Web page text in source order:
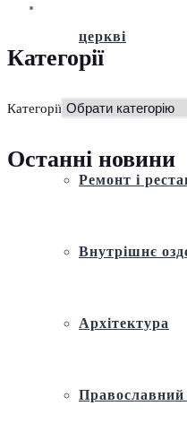
церкві
Історія
Ремонт і
Внутрішнє
Архітектура
Православний
Категорії
Категорії
Останні новини